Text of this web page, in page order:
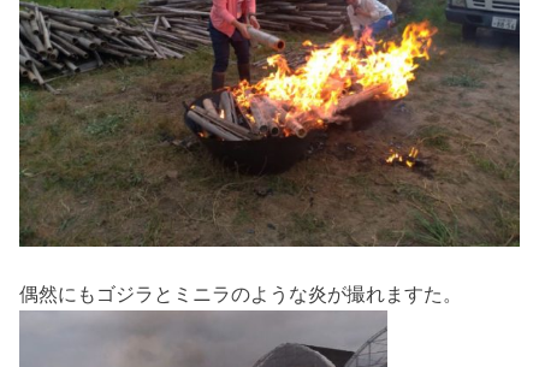
偶然にもゴジラとミニラのような炎が撮れますた。